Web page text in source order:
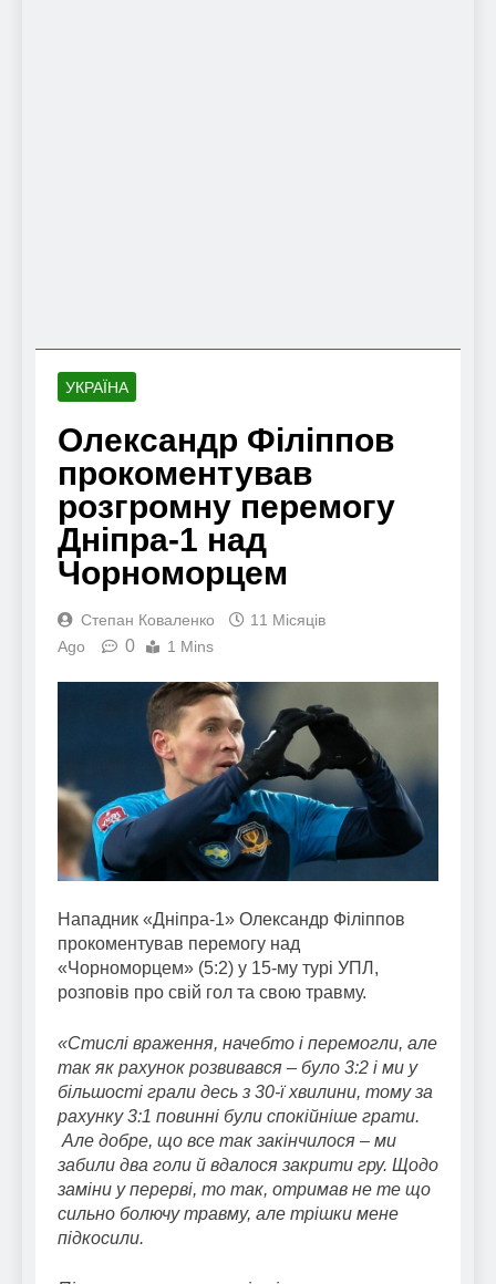
УКРАЇНА
Олександр Філіппов
прокоментував
розгромну перемогу
Дніпра-1 над
Чорноморцем
Степан Коваленко
11 Місяців
Ago
0 1 Mins
Нападник «Дніпра-1» Олександр Філіппов
прокоментував перемогу над
«Чорноморцем» (5:2) у 15-му турі УПЛ,
розповів про свій гол та свою травму.
«Стислі враження, начебто і перемогли, але
так як рахунок розвивався – було 3:2 і ми у
більшості грали десь з 30-ї хвилини, тому за
рахунку 3:1 повинні були спокійніше грати.
Але добре, що все так закінчилося – ми
забили два голи й вдалося закрити гру. Щодо
заміни у перерві, то так, отримав не те що
сильно болючу травму, але трішки мене
підкосили.